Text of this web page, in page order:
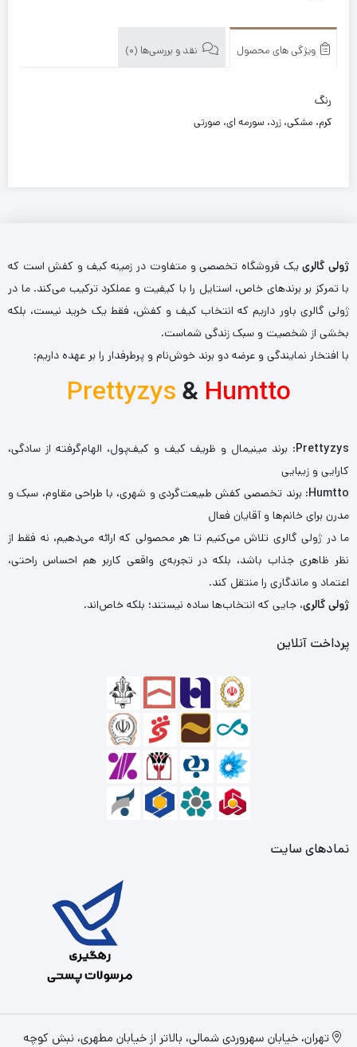
ویژگی های محصول نقد و بررسی‌ها (0)
رنگ
کرم، مشکی، زرد، سورمه ای، صورتی
ژولی گالرییک فروشگاه تخصصی و متفاوت در زمینه کیف و کفش است که
با تمرکز بر برندهای خاص، استایل را با کیفیت و عملکرد ترکیب می‌کند. ما در
ژولی گالری باور داریم که انتخاب کیف و کفش، فقط یک خرید نیست، بلکه
بخشی از شخصیت و سبک زندگی شماست.
با افتخار نمایندگی و عرضه دو برند خوش‌نام و پرطرفدار را بر عهده داریم:
Prettyzys& Humtto
Prettyzys: برند مینیمال و ظریف کیف و کیف‌پول، الهام‌گرفته از سادگی،
کارایی و زیبایی
Humtto: برند تخصصی کفش طبیعت‌گردی و شهری، با طراحی مقاوم، سبک و
مدرن برای خانم‌ها و آقایان فعال
ما در ژولی گالری تلاش می‌کنیم تا هر محصولی که ارائه می‌دهیم، نه فقط از
نظر ظاهری جذاب باشد، بلکه در تجربه‌ی واقعی کاربر هم احساس راحتی،
اعتماد و ماندگاری را منتقل کند.
ژولی گالری، جایی که انتخاب‌ها ساده نیستند؛ بلکه خاص‌اند.
پرداخت آنلاین
نمادهای سایت
تهران، خیابان سهروردی شمالی، بالاتر از خیابان مطهری، نبش کوچه